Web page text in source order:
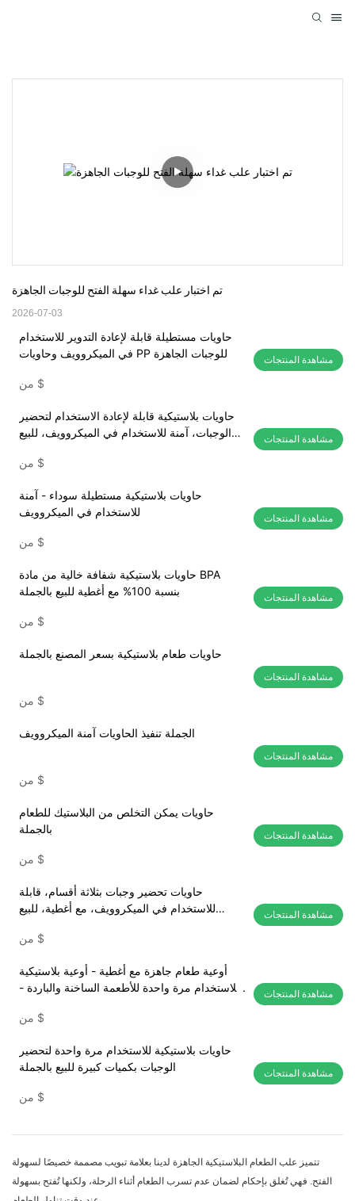
تم اختبار علب غداء سهلة الفتح للوجبات الجاهزة
2026-07-03
حاويات مستطيلة قابلة لإعادة التدوير للاستخدام
في الميكروويف وحاويات PP للوجبات الجاهزة
$
مشاهدة المنتجات
حاويات بلاستيكية قابلة لإعادة الاستخدام لتحضير
الوجبات، آمنة للاستخدام في الميكروويف، للبيع
$
مشاهدة المنتجات
حاويات بلاستيكية مستطيلة سوداء - آمنة
للاستخدام في الميكروويف
$
مشاهدة المنتجات
حاويات بلاستيكية شفافة خالية من مادة BPA
بنسبة 100% مع أغطية للبيع بالجملة
$
مشاهدة المنتجات
حاويات طعام بلاستيكية بسعر المصنع بالجملة
$
مشاهدة المنتجات
الجملة تنفيذ الحاويات آمنة الميكروويف
$
مشاهدة المنتجات
حاويات يمكن التخلص من البلاستيك للطعام
بالجملة
$
مشاهدة المنتجات
حاويات تحضير وجبات بثلاثة أقسام، قابلة
للاستخدام في الميكروويف، مع أغطية، للبيع
$
مشاهدة المنتجات
أوعية طعام جاهزة مع أغطية - أوعية بلاستيكية
للاستخدام مرة واحدة للأطعمة الساخنة والباردة -
$
مشاهدة المنتجات
حاويات بلاستيكية للاستخدام مرة واحدة لتحضير
الوجبات بكميات كبيرة للبيع بالجملة
$
مشاهدة المنتجات
تتميز علب الطعام البلاستيكية الجاهزة لدينا بعلامة تبويب مصممة خصيصًا لسهولة
الفتح. فهي تُغلق بإحكام لضمان عدم تسرب الطعام أثناء الرحلة، ولكنها تُفتح بسهولة